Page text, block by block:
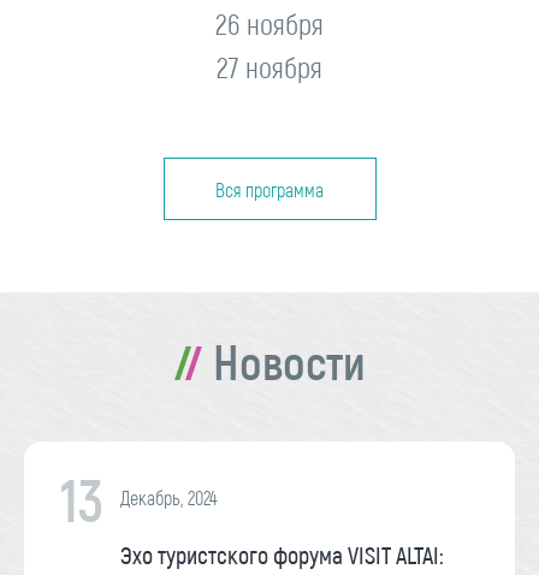
26 ноября
27 ноября
Вся программа
Новости
13 Декабрь, 2024
Эхо туристского форума VISIT ALTAI: